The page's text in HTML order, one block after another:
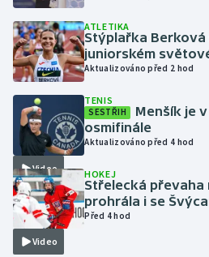
Lyže a snowboard
Moderní pětiboj
Motorsport
Olympijské hry
Parasport
Plavání
Plážový volejbal
ATLETIKA
Stýplařka
juniorském
Aktualizováno před 2 hod
Video
TENIS
SESTŘIH
Menšík je
osmifinále
Aktualizováno před 4 hod
Video
HOKEJ
Střelecká převaha
prohrála i se
Před 4 hod